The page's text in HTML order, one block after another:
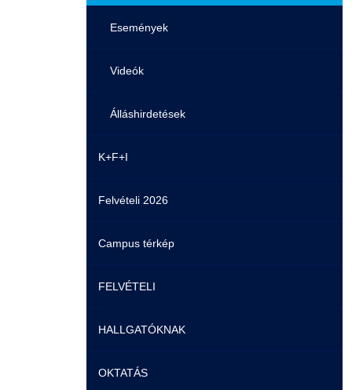
Események
Videók
Álláshirdetések
K+F+I
Felvételi 2026
Campus térkép
FELVÉTELI
Pontozási rendszer szabályai
Felvetteknek
HALLGATÓKNAK
Képzéseink
OKTATÁS